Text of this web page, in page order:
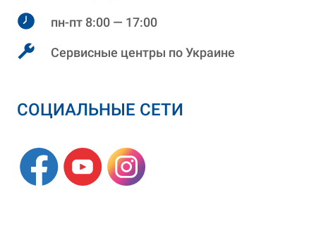
пн-пт 8:00 — 17:00
Сервисные центры по Украине
СОЦИАЛЬНЫЕ СЕТИ